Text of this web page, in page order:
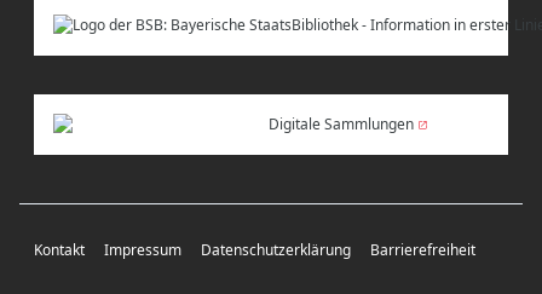
Digitale Sammlungen
Kontakt Impressum Datenschutzerklärung Barrierefreiheit